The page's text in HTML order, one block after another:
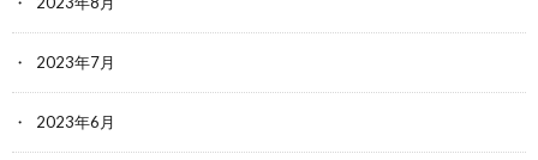
2023年7月
2023年6月